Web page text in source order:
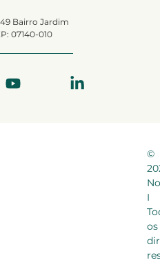
Bairro Jardim
07140-010
©
I
os